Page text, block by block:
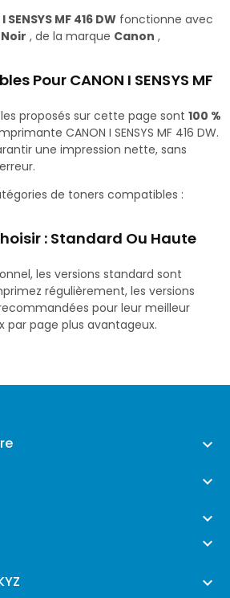
SENSYS MF 416 DW fonctionne avec
, de la marque Canon ,
Pour CANON I SENSYS MF
proposés sur cette page sont 100 %
CANON I SENSYS MF 416 DW.
une impression nette, sans
de toners compatibles :
: Standard Ou Haute
les versions standard sont
régulièrement, les versions
pour leur meilleur
par page plus avantageux.




